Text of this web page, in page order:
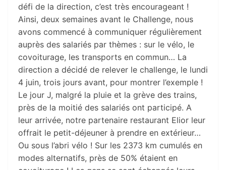
défi de la direction, c’est très encourageant !
Ainsi, deux semaines avant le Challenge, nous
avons commencé à communiquer régulièrement
auprès des salariés par thèmes : sur le vélo, le
covoiturage, les transports en commun… La
direction a décidé de relever le challenge, le lundi
4 juin, trois jours avant, pour montrer l’exemple !
Le jour J, malgré la pluie et la grève des trains,
près de la moitié des salariés ont participé. A
leur arrivée, notre partenaire restaurant Elior leur
offrait le petit-déjeuner à prendre en extérieur…
Ou sous l’abri vélo ! Sur les 2373 km cumulés en
modes alternatifs, près de 50% étaient en